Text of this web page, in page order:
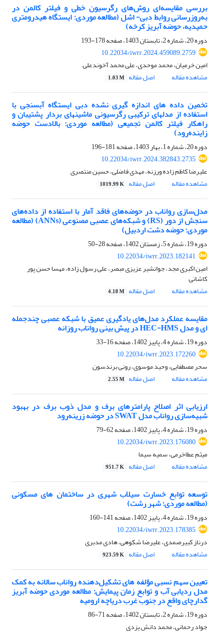
بررسی مقایسه‌ای روش‌های رگرسیون خطی و فیلتر کالمن در
به‌روزرسانی روابط دبی- اشل (مطالعه موردی: ایستگاه هیدرومتری
حمیدیه، حوضه آبریز کرخه)
دوره 20، شماره 2، تابستان 1403، صفحه
178-193
10.22034/iwrr.2024.459089.2759
امین خرمیان، محمد موحدی، علی محمد آخوندعلی
مشاهده مقاله
اصل مقاله 1.03 M
تخمین داده های اندازه گیری نشده دبی ایستگاه آب‎سنجی با
استفاده از مدل‎های ترکیبی رگرسیونی ماشین‎های بردار پشتیبان و
راهکار فیلتر کالمن تجمیعی (مطالعه موردی: بالادست حوضه
زاینده‌رود)
دوره 20، شماره 1، بهار 1403، صفحه
181-196
10.22034/iwrr.2024.382843.2735
علیرضا کاظم زاده ورزنه، مهدی فاضلی، حسین منتصری
مشاهده مقاله
اصل مقاله 1019.99 K
مدل‌سازی رواناب در حوضه‌های فاقد آمار با استفاده از داده‌های
سنجش از دور (RS) و شبکه‌های عصبی مصنوعی (ANNs) (مطالعه
موردی: حوضه دشت اردبیل)
دوره 19، شماره 5، زمستان 1402، صفحه
28-50
10.22034/iwrr.2023.182141
امین اکبری مجد، جوانشیر عزیزی مبصر، علی رسول زاده، مهسا حسن پور
کاشانی
مشاهده مقاله
اصل مقاله 4.18 M
مقایسه عملکرد مدل‌های یادگیری عمیق با شبکه عصبی چند‌جمله
ای و مدل HEC-HMS در پیش‎ بینی رواناب روزانه
دوره 19، شماره 4، پاییز 1402، صفحه
16-33
10.22034/iwrr.2023.172260
سحر مصطفایی، وحید موسوی، رونی برندسون
مشاهده مقاله
اصل مقاله 2.55 M
ارزیابی اثر اصلاح پارامترهای برف و مدل ذوب برف در بهبود
شبیه‌سازی رواناب مدل SWAT در حوضه زرینه‌رود
دوره 19، شماره 4، پاییز 1402، صفحه
62-79
10.22034/iwrr.2023.176080
میثم عطاخرمی، سمیه سیما
مشاهده مقاله
اصل مقاله 951.7 K
توسعه توابع خسارت‌ سیلاب شهری در ساختمان های مسکونی
(مطالعه موردی: شهر رشت)
دوره 19، شماره 4، پاییز 1402، صفحه
141-160
10.22034/iwrr.2023.178385
درناز کبیرصمدی، علیرضا شکوهی، هادی مدبری
مشاهده مقاله
اصل مقاله 923.59 K
تعیین سهم نسبی مؤلفه های تشکیل‌دهنده رواناب سالانه به کمک
مدل ردیابی آب و توابع زمان پیمایش: مطالعه موردی حوضه آبریز
گدارچای واقع در جنوب غرب دریاچه ارومیه
دوره 19، شماره 2، تابستان 1402، صفحه
71-86
جواد رحمانی، محمد دانش یزدی